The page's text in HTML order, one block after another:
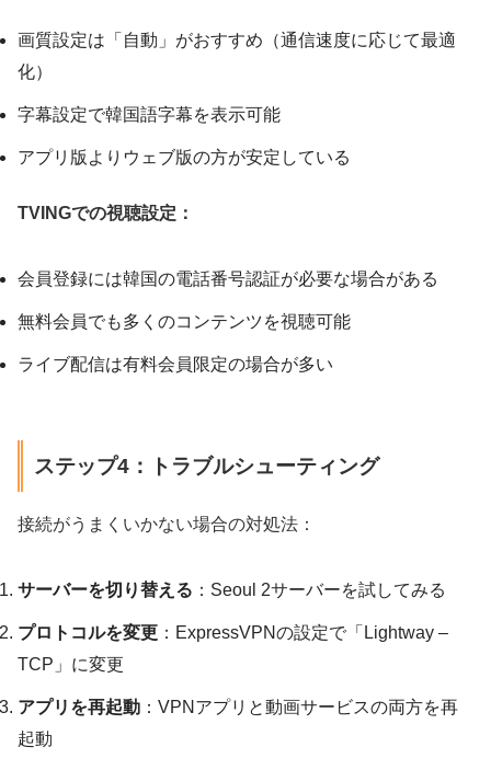
画質設定は「自動」がおすすめ（通信速度に応じて最適
化）
字幕設定で韓国語字幕を表示可能
アプリ版よりウェブ版の方が安定している
TVINGでの視聴設定：
会員登録には韓国の電話番号認証が必要な場合がある
無料会員でも多くのコンテンツを視聴可能
ライブ配信は有料会員限定の場合が多い
ステップ4：トラブルシューティング
接続がうまくいかない場合の対処法：
サーバーを切り替える ：Seoul 2サーバーを試してみる
プロトコルを変更 ：ExpressVPNの設定で「Lightway –
TCP」に変更
アプリを再起動 ：VPNアプリと動画サービスの両方を再
起動